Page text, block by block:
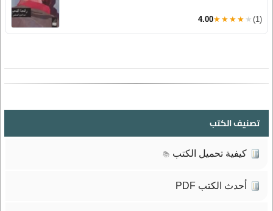
4.00★★★★★ (1)
تصنيف الكتب
كيفية تحميل الكتب 📚
أحدث الكتب PDF